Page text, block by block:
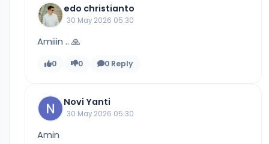
edo christianto
30 May 2026 05:30
Amiiin .. 🙏
0 0 0 Reply
Novi Yanti
30 May 2026 05:30
Amin